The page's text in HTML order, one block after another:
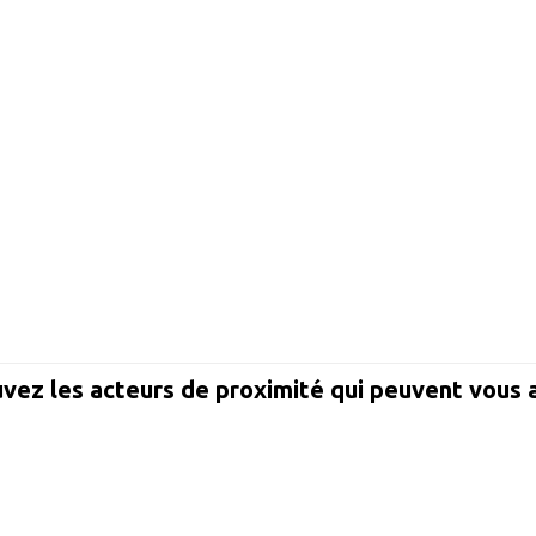
les acteurs de proximité qui peuvent vous